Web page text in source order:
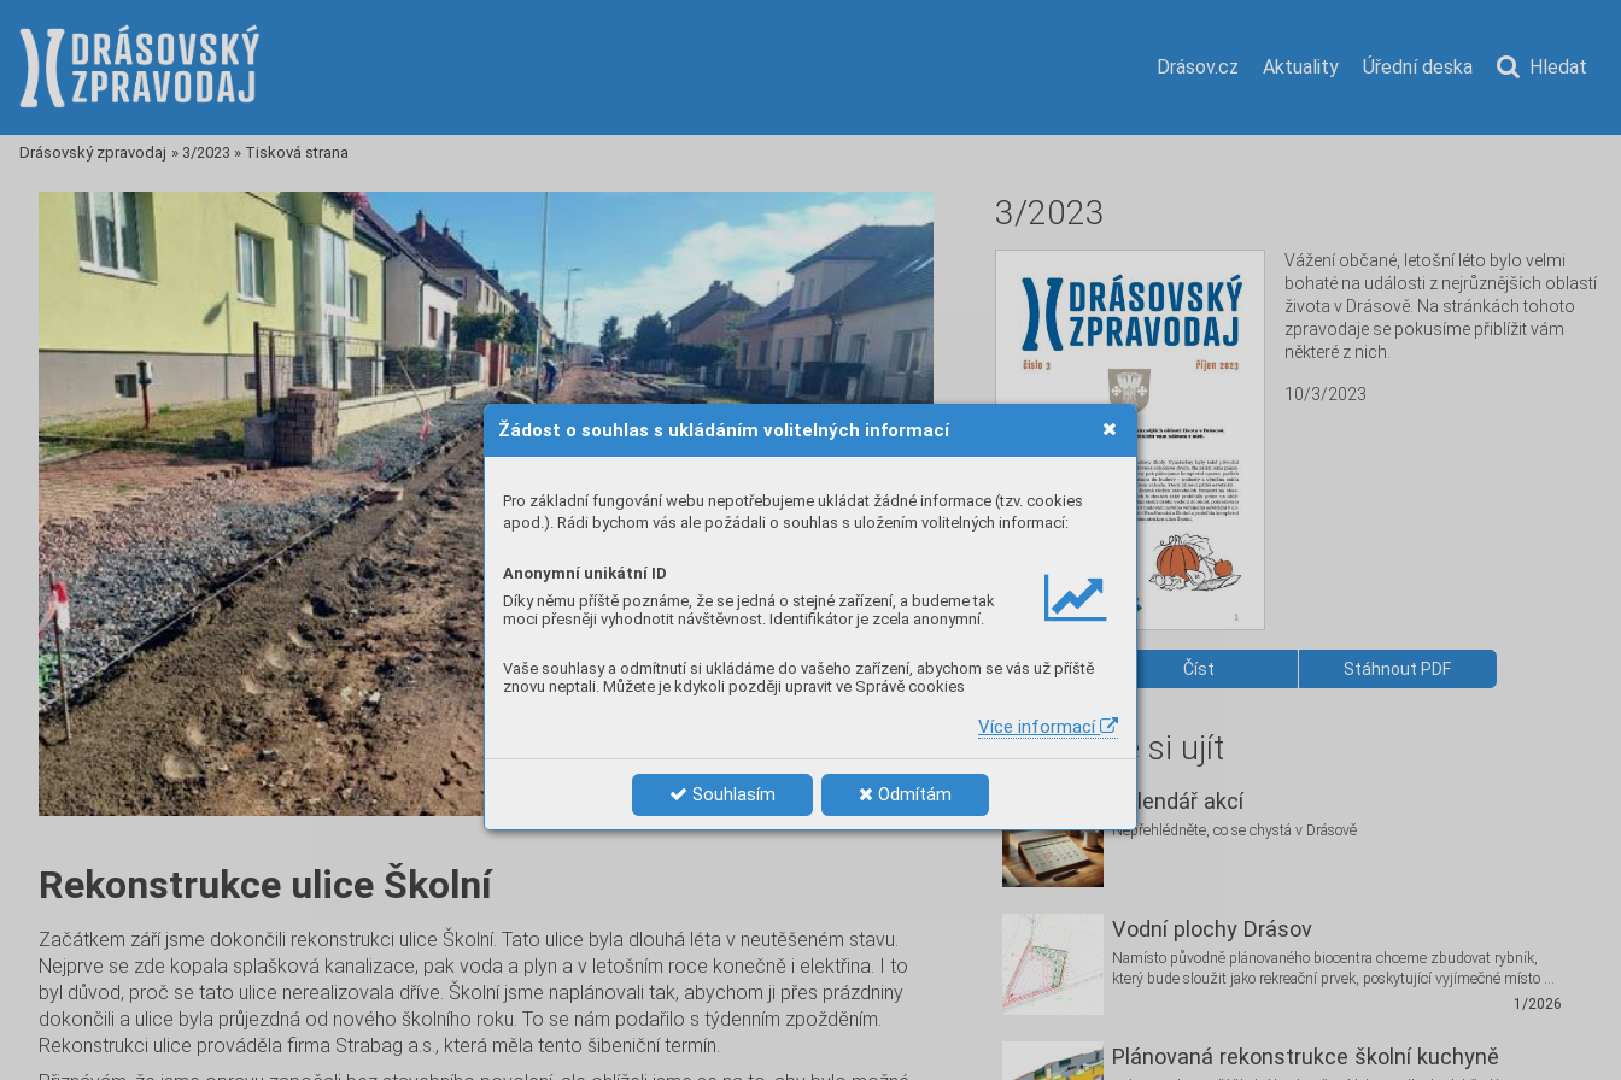
Žádost o souhlas s ukládáním volitelných informací
Pro základní fungování webu nepotřebujeme ukládat žádné informace (tzv. cookies
apod.). Rádi bychom vás ale požádali o souhlas s uložením volitelných informací:
Anonymní unikátní ID
Díky němu příště poznáme, že se jedná o stejné zařízení, a budeme tak
moci přesněji vyhodnotit návštěvnost. Identifikátor je zcela anonymní.
Vaše souhlasy a odmítnutí si ukládáme do vašeho zařízení, abychom se vás už příště
znovu neptali. Můžete je kdykoli později upravit ve Správě cookies
Více informací
Souhlasím Odmítám
Drásov.cz Aktuality Úřední deska Hledat
Drásovský zpravodaj » 3/2023 » Tisková strana
Rekonstrukce ulice Školní
Začátkem září jsme dokončili rekonstrukci ulice Školní. Tato ulice byla dlouhá léta v neutěšeném stavu.
Nejprve se zde kopala splašková kanalizace, pak voda a plyn a v letošním roce konečně i elektřina. I to
byl důvod, proč se tato ulice nerealizovala dříve. Školní jsme naplánovali tak, abychom ji přes prázdniny
dokončili a ulice byla průjezdná od nového školního roku. To se nám podařilo s týdenním zpožděním.
Rekonstrukci ulice prováděla firma Strabag a.s., která měla tento šibeniční termín.
3/2023
Vážení občané, letošní léto bylo velmi
bohaté na události z nejrůznějších oblastí
života v Drásově. Na stránkách tohoto
zpravodaje se pokusíme přiblížit vám
některé z nich.
10/3/2023
Číst Stáhnout PDF
Nenechte si ujít
Kalendář akcí
Nepřehlédněte, co se chystá v Drásově
Vodní plochy Drásov
Namísto původně plánovaného biocentra chceme zbudovat rybník,
který bude sloužit jako rekreační prvek, poskytující vyjímečné místo …
1/2026
Plánovaná rekonstrukce školní kuchyně